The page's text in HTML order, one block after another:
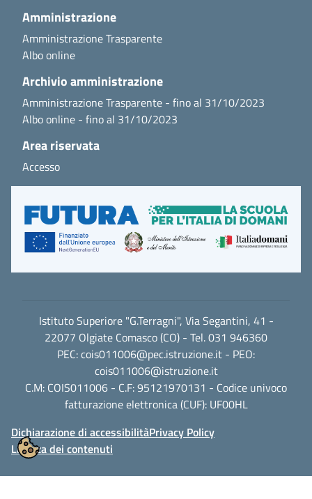
Amministrazione
Amministrazione Trasparente
Albo online
Archivio amministrazione
Amministrazione Trasparente - fino al 31/10/2023
Albo online - fino al 31/10/2023
Area riservata
Accesso
Istituto Superiore "G.Terragni", Via Segantini, 41 -
22077 Olgiate Comasco (CO) - Tel. 031 946360
PEC:cois011006@pec.istruzione.it - PEO:
cois011006@istruzione.it
C.M: COIS011006 - C.F: 95121970131 - Codice univoco
fatturazione elettronica (CUF): UF00HL
Dichiarazione di accessibilitàPrivacy Policy
Licenza dei contenuti